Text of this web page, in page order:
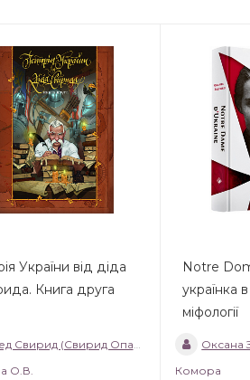
України від діда
Книга друга
Свирид (Свирид Опанасович)
О.В.
Notre
українка
міфології
Оксана
Комора